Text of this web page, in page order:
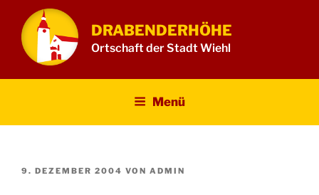
Inhalt
springen
DRABENDERHÖHE
Ortschaft der Stadt Wiehl
Menü
VERÖFFENTLICHT
9. DEZEMBER 2004 VON ADMIN